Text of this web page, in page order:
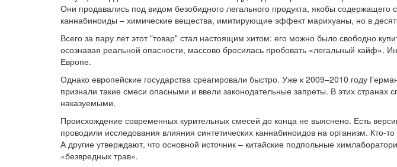
Они продавались под видом безобидного легального продукта, якобы
каннабиноиды – химические вещества, имитирующие эффект марихуаны, но в
Всего за пару лет этот "товар" стал настоящим хитом: его можно было свободно
осознавая реальной опасности, массово бросилась пробовать «легальный кайф».
Европе.
Однако европейские государства среагировали быстро. Уже к 2009–2010 году
признали такие смеси опасными и ввели законодательные запреты. В этих странах
наказуемыми.
Происхождение современных курительных смесей до конца не выяснено. Есть
проводили исследования влияния синтетических каннабиноидов на организм.
А другие утверждают, что основной источник – китайские подпольные
«безвредных трав».